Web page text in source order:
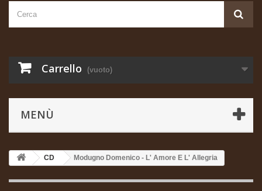
Carrello (vuoto)
MENÙ
CD Modugno Domenico - L' Amore E L' Allegria